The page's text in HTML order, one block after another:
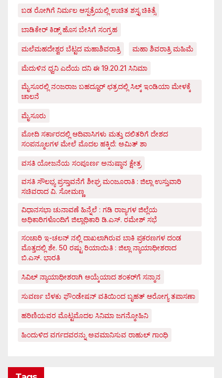
ಬಡ ರೋಗಿಗೆ ನಿರ್ಮಲ ಆಸ್ಪತ್ರೆಯಲ್ಲಿ ಉಚಿತ ಶಸ್ತೃ ಚಿಕಿತ್ಸೆ
ಬಾಡಿಕೇರ್ ಕಿಡ್ಸ್ ಹೊಸ ಬೇಸಿಗೆ ಸಂಗ್ರಹ
ಮಲೆಮಹದೇಶ್ವರ ಬೆಟ್ಟದ ಮಹಾಶಿವರಾತ್ರಿ ಮಹಾ ಶಿವರಾತ್ರಿ ಮಹಿಮೆ
ಮೆದುಳಿನ ಧ್ವನಿ ಎದೆಯ ದನಿ ಈ 19.20.21 ಸಿನಿಮಾ
ಮೈಸೂರಲ್ಲಿ ನಂಜರಾಜ ಬಹದ್ದೂರ್ ಛತ್ರದಲ್ಲಿ ಸಿಲ್ಕ್ ಇಂಡಿಯಾ ಮೇಳಕ್ಕೆ
ಚಾಲನೆ
ಮೈಸೂರು
ಮೋದಿ ಸರ್ಕಾರದಲ್ಲಿ ಆದಿವಾಸಿಗಳು ಮತ್ತು ದಲಿತರಿಗೆ ದೇಶದ
ಸಂಪನ್ಮೂಲಗಳ ಮೇಲೆ ಮೊದಲ ಹಕ್ಕಿದೆ: ಅಮಿತ್ ಶಾ
ವಸತಿ ಯೋಜನೆಯ ಸಂಪೂರ್ಣ ಅನುಷ್ಠಾನ ಕ್ಷೇತ್ರ
ವಸತಿ ಸೌಲಭ್ಯ ಪ್ರಸ್ತಾವನೆಗೆ ಶೀಘ್ರ ಮಂಜೂರಾತಿ : ಜಿಲ್ಲಾ ಉಸ್ತುವಾರಿ
ಸಚಿವರಾದ ವಿ. ಸೋಮಣ್ಣ
ವಿಧಾನಸಭಾ ಚುನಾವಣೆ ಹಿನ್ನೆಲೆ : ಗಡಿ ರಾಜ್ಯಗಳ ಜಿಲ್ಲೆಯ
ಅಧಿಕಾರಿಗಳೊಂದಿಗೆ ಜಿಲ್ಲಾಧಿಕಾರಿ ಡಿ.ಎಸ್. ರಮೇಶ್ ಸಭೆ
ಸಂಚಾರಿ ಇ-ಚಲನ್ ನಲ್ಲಿ ದಾಖಲಾಗಿರುವ ಬಾಕಿ ಪ್ರಕರಣಗಳ ದಂಡ
ಮೊತ್ತದಲ್ಲಿ ಶೇ. 50 ರಷ್ಟು ರಿಯಾಯಿತಿ : ಜಿಲ್ಲಾ ನ್ಯಾಯಾಧೀಶರಾದ
ಬಿ.ಎಸ್. ಭಾರತಿ
ಸಿವಿಲ್ ನ್ಯಾಯಾಧೀಶರಾಗಿ ಆಯ್ಕೆಯಾದ ಶಂಕರ್‌ಗೆ ಸನ್ಮಾನ
ಸುವರ್ಣ ಬೆಳಕು ಫೌಂಡೇಷನ್ ವತಿಯಿಂದ ಬೃಹತ್ ಆರೋಗ್ಯ ತಪಾಸಣಾ
ಹರಿಣಿಯವರ ಮೊಟ್ಟಮೊದಲ ಸಿನಿಮಾ ಜಗನ್ಮೋಹಿನಿ
ಹಿಂದುಳಿದ ವರ್ಗದವರನ್ನು ಅವಮಾನಿಸುವ ರಾಹುಲ್ ಗಾಂಧಿ